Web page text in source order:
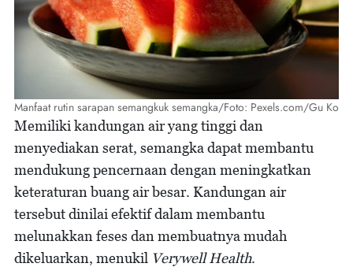
Manfaat rutin sarapan semangkuk semangka/Foto: Pexels.com/Gu Ko
Memiliki kandungan air yang tinggi dan
menyediakan serat, semangka dapat membantu
mendukung pencernaan dengan meningkatkan
keteraturan buang air besar. Kandungan air
tersebut dinilai efektif dalam membantu
melunakkan feses dan membuatnya mudah
dikeluarkan, menukil Verywell Health.